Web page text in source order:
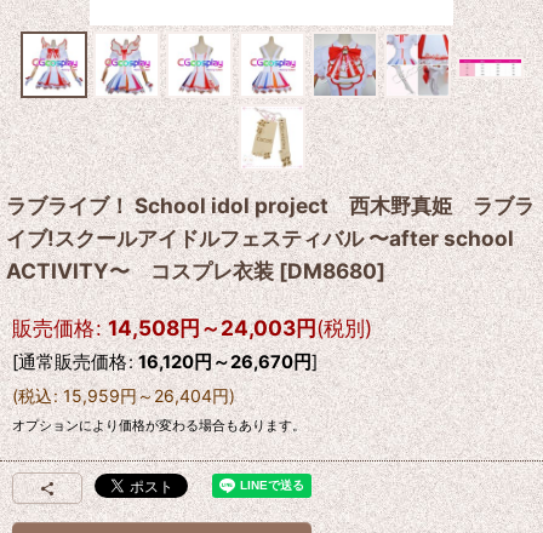
ラブライブ！ School idol project 西木野真姫 ラブラ
イブ!スクールアイドルフェスティバル 〜after school
ACTIVITY〜 コスプレ衣装[DM8680]
販売価格: 14,508円～24,003円(税別)
[通常販売価格: 16,120円～26,670円]
(税込: 15,959円～26,404円)
オプションにより価格が変わる場合もあります。